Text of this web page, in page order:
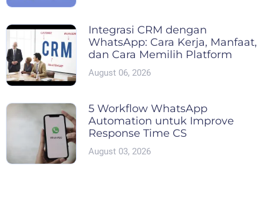
Integrasi CRM dengan
WhatsApp: Cara Kerja, Manfaat,
dan Cara Memilih Platform
August 06, 2026
5 Workflow WhatsApp
Automation untuk Improve
Response Time CS
August 03, 2026